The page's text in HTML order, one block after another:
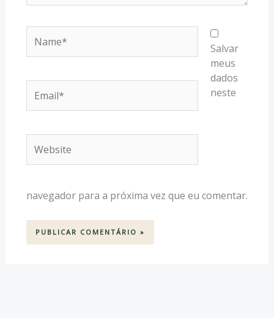
Salvar
meus
dados
neste
navegador para a próxima vez que eu comentar.